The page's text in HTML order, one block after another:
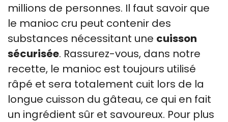
millions de personnes. Il faut savoir que
le manioc cru peut contenir des
substances nécessitant une cuisson
sécurisée. Rassurez-vous, dans notre
recette, le manioc est toujours utilisé
râpé et sera totalement cuit lors de la
longue cuisson du gâteau, ce qui en fait
un ingrédient sûr et savoureux. Pour plus